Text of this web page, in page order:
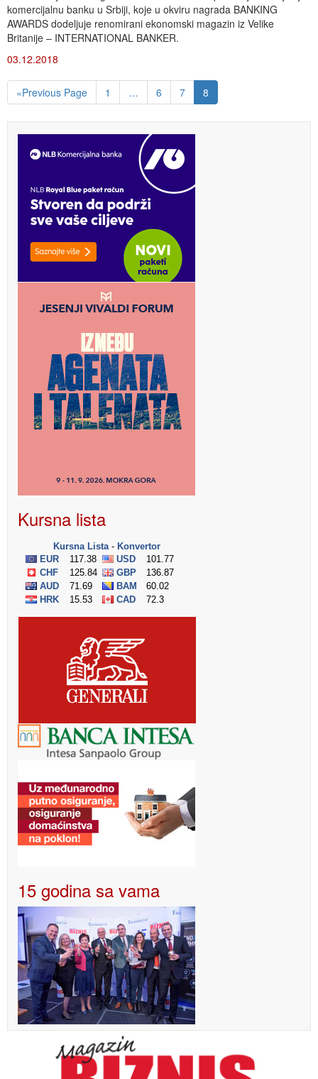
komercijalnu banku u Srbiji, koje u okviru nagrada BANKING
AWARDS dodeljuje renomirani ekonomski magazin iz Velike
Britanije – INTERNATIONAL BANKER.
03.12.2018
«Previous Page 1 … 6 7 8
Kursna lista
15 godina sa vama